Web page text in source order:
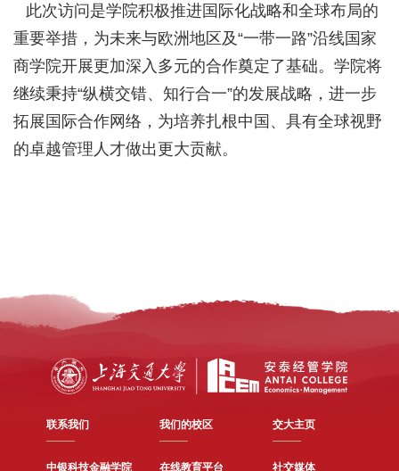
此次访问是学院积极推进国际化战略和全球布局的
重要举措，为未来与欧洲地区及“一带一路”沿线国家
商学院开展更加深入多元的合作奠定了基础。学院将
继续秉持“纵横交错、知行合一”的发展战略，进一步
拓展国际合作网络，为培养扎根中国、具有全球视野
的卓越管理人才做出更大贡献。
联系我们 我们的校区 交大主页
中银科技金融学院 在线教育平台 社交媒体